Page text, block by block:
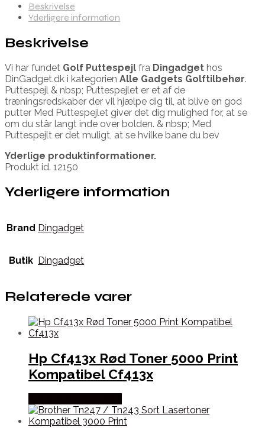
Beskrivelse
Yderligere information
Beskrivelse
Vi har fundet Golf Puttespejl fra Dingadget hos
DinGadget.dk i kategorien Alle Gadgets Golftilbehør.
Puttespejl & nbsp; Puttespejlet er et af de
træningsredskaber der vil hjælpe dig til, at blive en god
putter Med Puttespejlet giver det dig mulighed for, at se
om du står langt inde over bolden. & nbsp; Med
Puttespejlt er det muligt, at se hvilke bane du bev
Yderlige produktinformationer.
Produkt id. 12150
Yderligere information
Brand Dingadget
Butik Dingadget
Relaterede varer
Hp Cf413x Rød Toner 5000 Print
Kompatibel Cf413x